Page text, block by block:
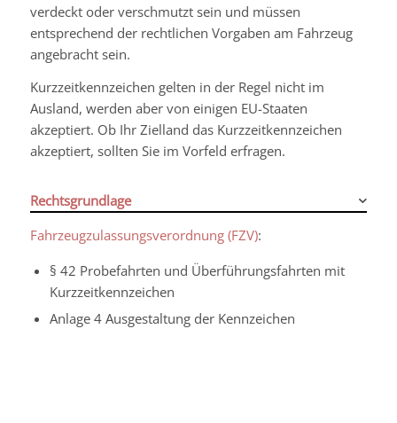
verdeckt oder verschmutzt sein und müssen
entsprechend der rechtlichen Vorgaben am Fahrzeug
angebracht sein.
Kurzzeitkennzeichen gelten in der Regel nicht im
Ausland, werden aber von einigen EU-Staaten
akzeptiert. Ob Ihr Zielland das Kurzzeitkennzeichen
akzeptiert, sollten Sie im Vorfeld erfragen.
Rechtsgrundlage
Fahrzeugzulassungsverordnung (FZV):
§ 42 Probefahrten und Überführungsfahrten mit
Kurzzeitkennzeichen
Anlage 4 Ausgestaltung der Kennzeichen